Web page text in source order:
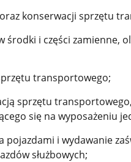
konserwacji sprzętu
środki i części zamienne,
transportowego;
sprzętu
się na wyposażeniu
i wydawanie
służbowych;